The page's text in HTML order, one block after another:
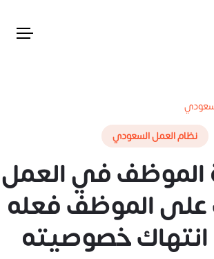
نظام العمل السعودي
في العمل
الموظف فعله
انتهاك خصوصيته